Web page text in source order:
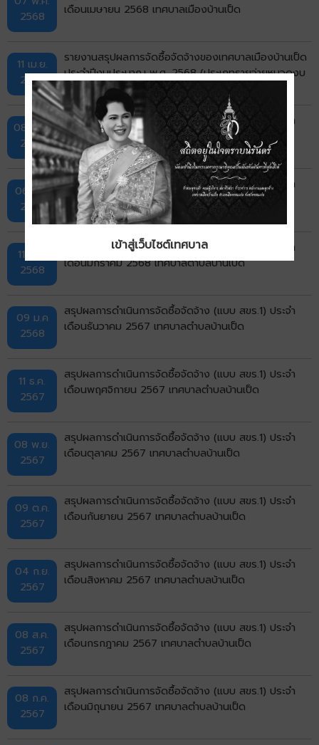
2568
เดือนเมษายน 2568 เทศบาลเมืองบ้านเป็ด
11 เม.ย.
2568
รายงานสรุปผลการจัดซื้อจัดจ้างของเทศบาลเมืองบ้านเป็ด
ประจำปีงบประมาณ พ.ศ. 2568 (ประเภทรายจ่ายหมวดงบ
ลงทุน)
08 เม.ย.
2568
สรุปผลการดำเนินการจัดซื้อจัดจ้าง (แบบ สขร.1) ประจำ
เดือนมีนาคม 2568 เทศบาลเมืองบ้านเป็ด
06 มี.ค.
2568
สรุปผลการดำเนินการจัดซื้อจัดจ้าง (แบบ สขร.1) ประจำ
เดือนกุมภาพันธ์ 2568 เทศบาลตำบลบ้านเป็ด
11 ก.พ.
2568
สรุปผลการดำเนินการจัดซื้อจัดจ้าง (แบบ สขร.1) ประจำ
เดือนมกราคม 2568 เทศบาลตำบลบ้านเป็ด
09 ม.ค
2568
สรุปผลการดำเนินการจัดซื้อจัดจ้าง (แบบ สขร.1) ประจำ
เดือนธันวาคม 2567 เทศบาลตำบลบ้านเป็ด
11 ธ.ค.
2567
สรุปผลการดำเนินการจัดซื้อจัดจ้าง (แบบ สขร.1) ประจำ
เดือนพฤศจิกายน 2567 เทศบาลตำบลบ้านเป็ด
08 พ.ย.
2567
สรุปผลการดำเนินการจัดซื้อจัดจ้าง (แบบ สขร.1) ประจำ
เดือนตุลาคม 2567 เทศบาลตำบลบ้านเป็ด
09 ต.ค.
2567
สรุปผลการดำเนินการจัดซื้อจัดจ้าง (แบบ สขร.1) ประจำ
เดือนกันยายน 2567 เทศบาลตำบลบ้านเป็ด
04 ก.ย.
2567
สรุปผลการดำเนินการจัดซื้อจัดจ้าง (แบบ สขร.1) ประจำ
เดือนสิงหาคม 2567 เทศบาลตำบลบ้านเป็ด
08 ส.ค.
2567
สรุปผลการดำเนินการจัดซื้อจัดจ้าง (แบบ สขร.1) ประจำ
เดือนกรกฎาคม 2567 เทศบาลตำบลบ้านเป็ด
08 ก.ค.
2567
สรุปผลการดำเนินการจัดซื้อจัดจ้าง (แบบ สขร.1) ประจำ
เดือนมิถุนายน 2567 เทศบาลตำบลบ้านเป็ด
เข้าสู่เว็บไซต์เทศบาล